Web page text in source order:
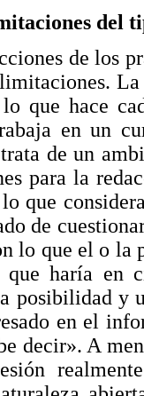
del
de los
que hace
en un
de un
para la
que
de
lo que el o la
haría en
posibilidad y
en el
decir». A